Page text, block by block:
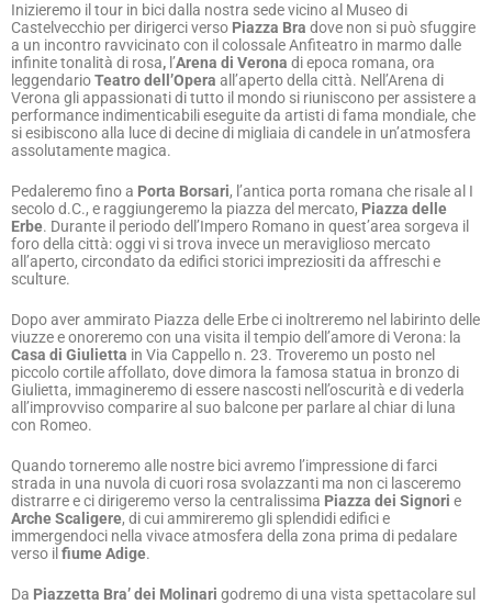
Castelvecchio per dirigerci versoPiazza Bradove non si può sfuggire
a un incontro ravvicinato con il colossale Anfiteatro in marmo dalle
infinite tonalità di rosa,l’Arena di Veronadi epoca romana, ora
leggendarioTeatro dell’Opera all’aperto della città. Nell’Arena di
Verona gli appassionati di tutto il mondo si riuniscono per assistere a
performance indimenticabili eseguite da artisti di fama mondiale, che
si esibiscono alla luce di decine di migliaia di candele in un’atmosfera
assolutamente magica.
Pedaleremo fino a Porta Borsari , l’antica porta romana che risale al I
secolo d.C., e raggiungeremo la piazza del mercato,Piazza delle
Erbe. Durante il periodo dell’Impero Romano in quest’area sorgeva il
foro della città: oggi vi si trova invece un meraviglioso mercato
all’aperto, circondato da edifici storici impreziositi da affreschi e
sculture.
Dopo aver ammirato Piazza delle Erbe ci inoltreremo nel labirinto delle
viuzze e onoreremo con una visita il tempio dell’amore di Verona: la
Casa di Giuliettain Via Cappello n. 23. Troveremo un posto nel
piccolo cortile affollato, dove dimora la famosa statua in bronzo di
Giulietta, immagineremo di essere nascosti nell’oscurità e di vederla
all’improvviso comparire al suo balcone per parlare al chiar di luna
con Romeo.
Quando torneremo alle nostre bici avremo l’impressione di farci
strada in una nuvola di cuori rosa svolazzanti ma non ci lasceremo
distrarre e ci dirigeremo verso la centralissimaPiazza dei Signorie
Arche Scaligere, di cui ammireremo gli splendidi edifici e
immergendoci nella vivace atmosfera della zona prima di pedalare
verso ilfiume Adige .
Piazzetta Bra’ dei Molinari godremo di una vista spettacolare sul